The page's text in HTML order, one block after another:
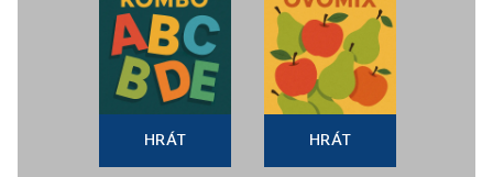
HRÁT HRÁT